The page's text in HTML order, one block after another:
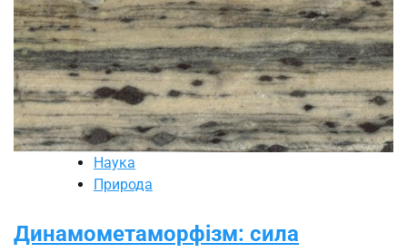
Наука
Природа
Динамометаморфізм: сила